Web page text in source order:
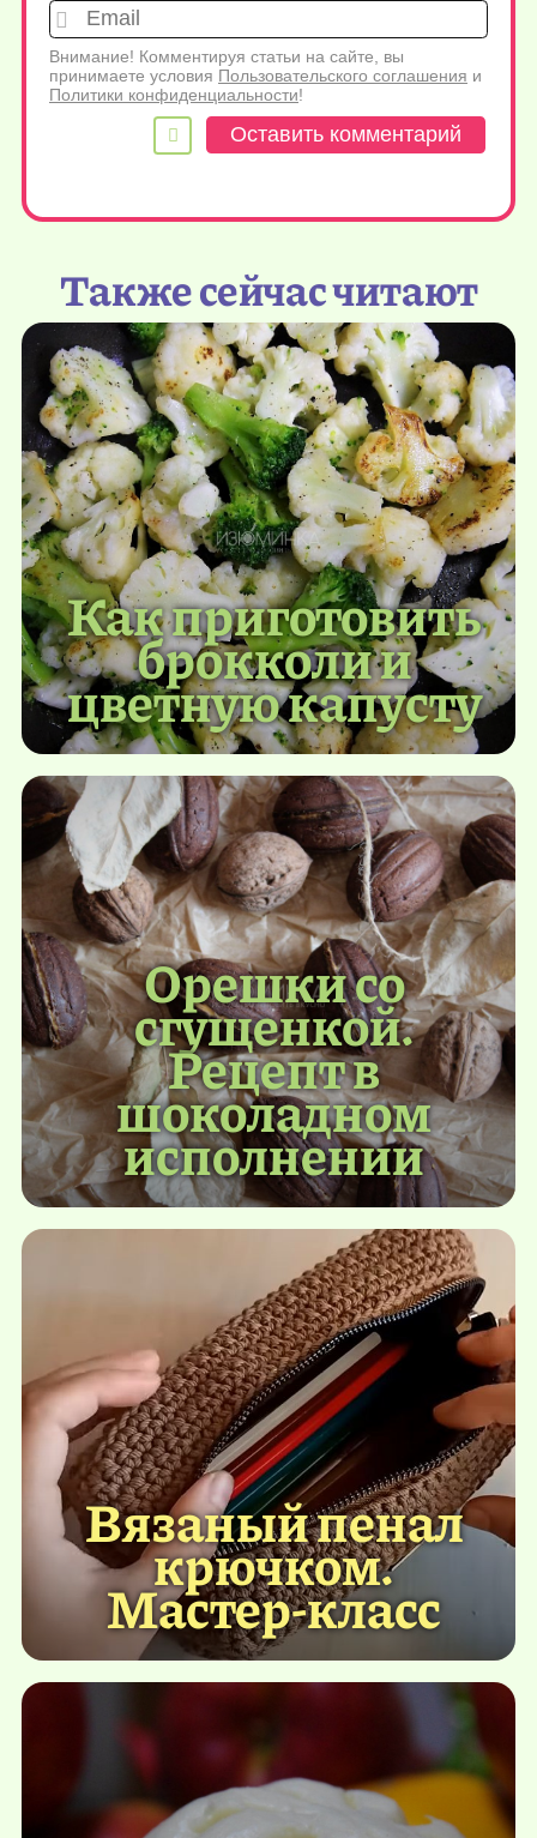
Внимание! Комментируя статьи на сайте, вы
принимаете условия Пользовательского соглашения и
Политики конфиденциальности!
Также сейчас читают
Как приготовить
брокколи и
цветную капусту
Орешки со
сгущенкой.
Рецепт в
шоколадном
исполнении
Вязаный пенал
крючком.
Мастер-класс